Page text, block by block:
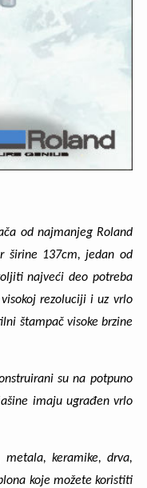
od najmanjeg Roland
širine 137cm, jedan od
najveći deo potreba
rezoluciji i uz vrlo
štampač visoke brzine
su na potpuno
imaju ugrađen vrlo
keramike, drva,
koje možete koristiti